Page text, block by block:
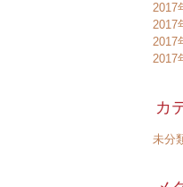
2017
2017
2017
2017
カ
未分